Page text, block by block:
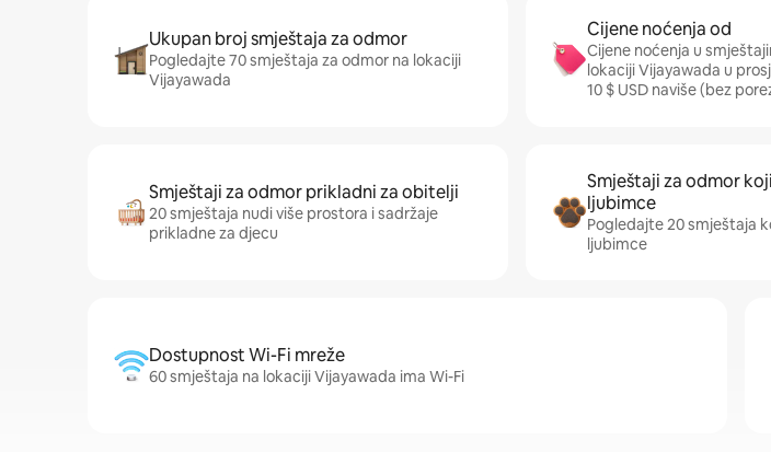
Ukupan broj smještaja za odmor
Pogledajte 70 smještaja za odmor na lokaciji
Vijayawada
Cijene noćenja od
Cijene noćenja u
lokaciji Vijayawada u
10 $ USD naviše (bez
Smještaji za odmor prikladni za obitelji
20 smještaja nudi više prostora i sadržaje
prikladne za djecu
Smještaji za odmor
ljubimce
Pogledajte 20 smještaja
ljubimce
Dostupnost Wi-Fi mreže
60 smještaja na lokaciji Vijayawada ima Wi-Fi